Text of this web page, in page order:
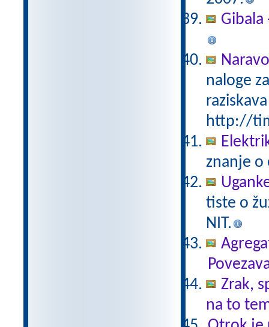
Gibala
naloge
http://
znanje o
tiste o
NIT.
Zrak,
na to